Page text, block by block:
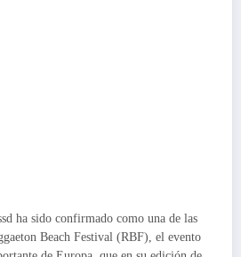
ha sido confirmado como una de las
Beach Festival (RBF), el evento